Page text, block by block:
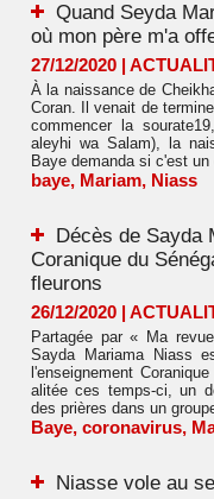
Quand Seyda
où mon père m'a
27/12/2020 |
À la naissance de
Coran. Il venait de
commencer la
aleyhi wa Salam), la
Baye demanda si c'est
baye, Mariam, Niass
Décès de Sayda
Coranique du
fleurons
26/12/2020 |
Partagée par « Ma
Sayda Mariama Niass
l'enseignement
alitée ces temps-ci, un
des prières dans un
Baye, coronavirus,
Niasse vole au